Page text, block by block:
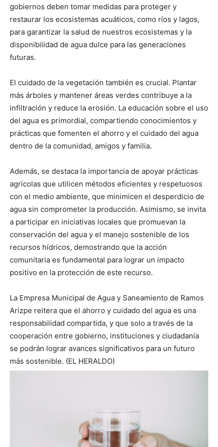
gobiernos deben tomar medidas para proteger y
restaurar los ecosistemas acuáticos, como ríos y lagos,
para garantizar la salud de nuestros ecosistemas y la
disponibilidad de agua dulce para las generaciones
futuras.
El cuidado de la vegetación también es crucial. Plantar
más árboles y mantener áreas verdes contribuye a la
infiltración y reduce la erosión. La educación sobre el uso
del agua es primordial, compartiendo conocimientos y
prácticas que fomenten el ahorro y el cuidado del agua
dentro de la comunidad, amigos y familia.
Además, se destaca la importancia de apoyar prácticas
agrícolas que utilicen métodos eficientes y respetuosos
con el medio ambiente, que minimicen el desperdicio de
agua sin comprometer la producción. Asimismo, se invita
a participar en iniciativas locales que promuevan la
conservación del agua y el manejo sostenible de los
recursos hídricos, demostrando que la acción
comunitaria es fundamental para lograr un impacto
positivo en la protección de este recurso.
La Empresa Municipal de Agua y Saneamiento de Ramos
Arizpe reitera que el ahorro y cuidado del agua es una
responsabilidad compartida, y que solo a través de la
cooperación entre gobierno, instituciones y ciudadanía
se podrán lograr avances significativos para un futuro
más sostenible. (EL HERALDO)